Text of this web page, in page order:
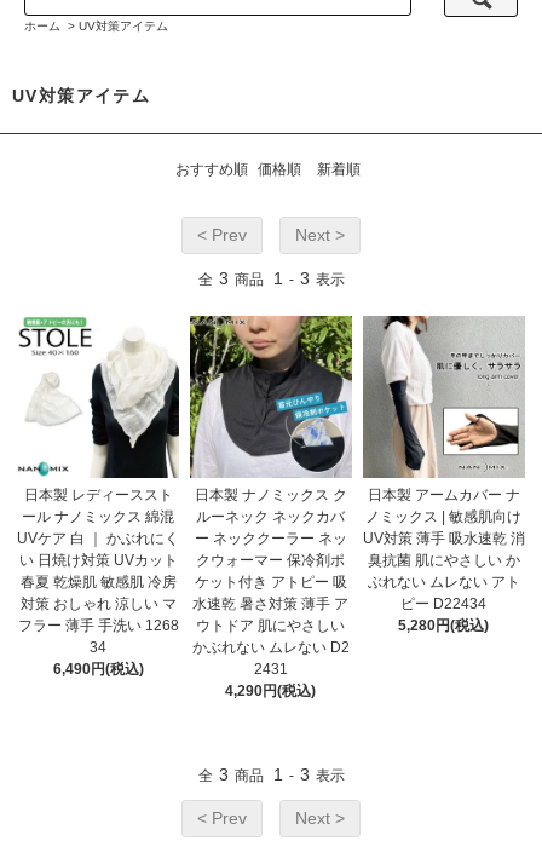
ホーム > UV対策アイテム
UV対策アイテム
おすすめ順 価格順 新着順
< Prev Next >
全 3 商品 1 - 3 表示
日本製 レディーススト
ール ナノミックス 綿混
UVケア 白 ｜ かぶれにく
い 日焼け対策 UVカット
春夏 乾燥肌 敏感肌 冷房
対策 おしゃれ 涼しい マ
フラー 薄手 手洗い 1268
34
6,490円(税込)
日本製 ナノミックス ク
ルーネック ネックカバ
ー ネッククーラー ネッ
クウォーマー 保冷剤ポ
ケット付き アトピー 吸
水速乾 暑さ対策 薄手 ア
ウトドア 肌にやさしい
かぶれない ムレない D2
2431
4,290円(税込)
日本製 アームカバー ナ
ノミックス | 敏感肌向け
UV対策 薄手 吸水速乾 消
臭抗菌 肌にやさしい か
ぶれない ムレない アト
ピー D22434
5,280円(税込)
全 3 商品 1 - 3 表示
< Prev Next >